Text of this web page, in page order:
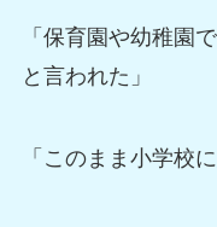
「保育園や幼稚園
と言われた」
「このまま小学校